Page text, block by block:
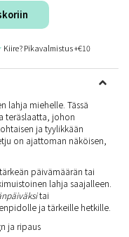
Kiire? Pikavalmistus +€10
lahja miehelle. Tässä
teräslaatta, johon
ja tyylikkään
on ajattoman näköisen,
päivämäärän tai
lahja saajalleen.
tai
ja tärkeille hetkille.
ja ripaus